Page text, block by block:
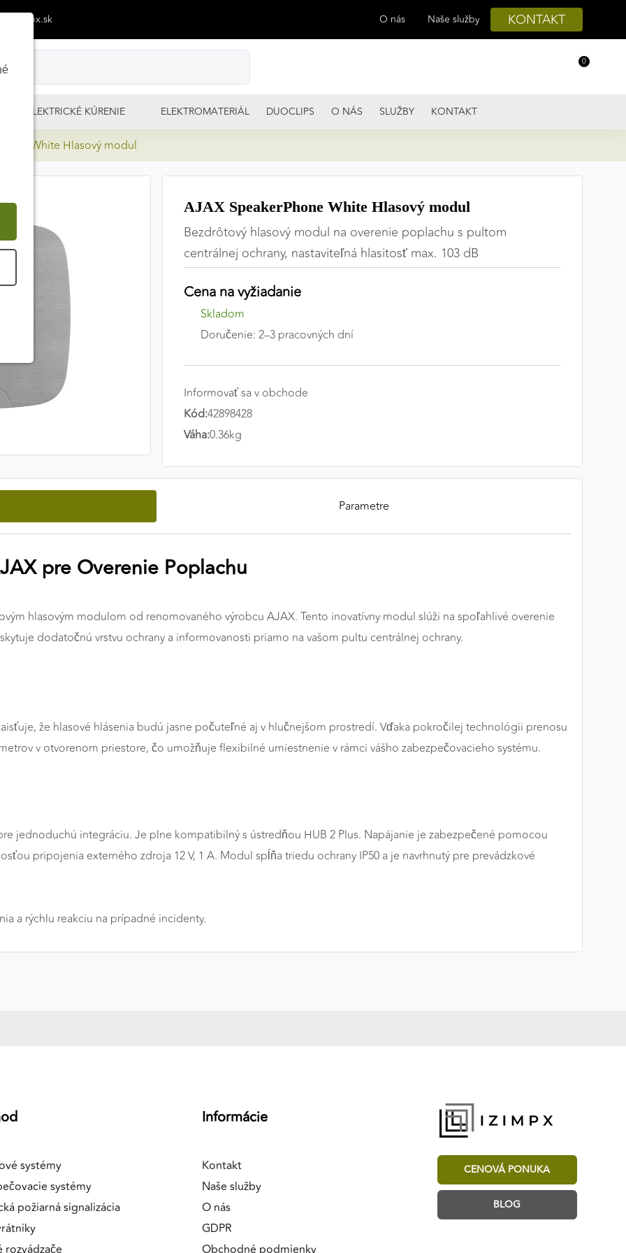
O nás Naše služby KONTAKT
0
ELEKTRICKÉ KÚRENIE ELEKTROMATERIÁL DUOCLIPS O NÁS SLUŽBY KONTAKT
White Hlasový modul
AJAX SpeakerPhone White Hlasový modul
Bezdrôtový hlasový modul na overenie poplachu s pultom
centrálnej ochrany, nastaviteľná hlasitosť max. 103 dB
Cena na vyžiadanie
Skladom
Doručenie: 2–3 pracovných dní
Informovať sa v obchode
Kód:42898428
Váha:0.36kg
Parametre
pre Overenie Poplachu
hlasovým modulom od renomovaného výrobcu AJAX. Tento inovatívny modul slúži na spoľahlivé overenie
dodatočnú vrstvu ochrany a informovanosti priamo na vašom pultu centrálnej ochrany.
že hlasové hlásenia budú jasne počuteľné aj v hlučnejšom prostredí. Vďaka pokročilej technológii prenosu
v otvorenom priestore, čo umožňuje flexibilné umiestnenie v rámci vášho zabezpečovacieho systému.
jednoduchú integráciu. Je plne kompatibilný s ústredňou HUB 2 Plus. Napájanie je zabezpečené pomocou
pripojenia externého zdroja 12 V, 1 A. Modul spĺňa triedu ochrany IP50 a je navrhnutý pre prevádzkové
a rýchlu reakciu na prípadné incidenty.
systémy
systémy
požiarná signalizácia
rozvádzače
Informácie
Kontakt
Naše služby
O nás
GDPR
Obchodné podmienky
CENOVÁ PONUKA
BLOG